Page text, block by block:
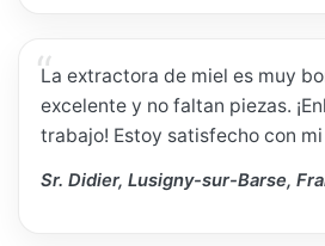
La extractora de miel es muy
excelente y no faltan piezas.
trabajo! Estoy satisfecho con
Sr. Didier, Lusigny-sur-Barse,